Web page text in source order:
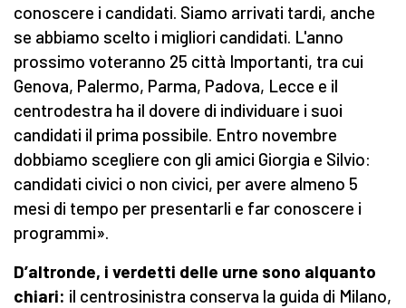
conoscere i candidati. Siamo arrivati tardi, anche
se abbiamo scelto i migliori candidati. L'anno
prossimo voteranno 25 città Importanti, tra cui
Genova, Palermo, Parma, Padova, Lecce e il
centrodestra ha il dovere di individuare i suoi
candidati il prima possibile. Entro novembre
dobbiamo scegliere con gli amici Giorgia e Silvio:
candidati civici o non civici, per avere almeno 5
mesi di tempo per presentarli e far conoscere i
programmi».
D’altronde, i verdetti delle urne sono alquanto
chiari: il centrosinistra conserva la guida di Milano,